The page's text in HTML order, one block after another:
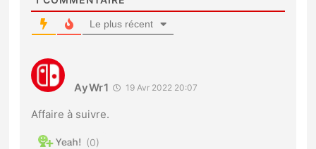
Le plus récent
AyWr1 19 Avr 2022 20:07
Affaire à suivre.
0